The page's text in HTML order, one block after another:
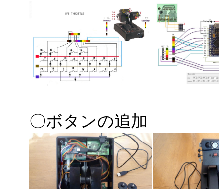
〇ボタンの追加